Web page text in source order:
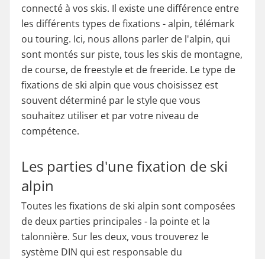
connecté à vos skis. Il existe une différence entre
les différents types de fixations - alpin, télémark
ou touring. Ici, nous allons parler de l'alpin, qui
sont montés sur piste, tous les skis de montagne,
de course, de freestyle et de freeride. Le type de
fixations de ski alpin que vous choisissez est
souvent déterminé par le style que vous
souhaitez utiliser et par votre niveau de
compétence.
Les parties d'une fixation de ski
alpin
Toutes les fixations de ski alpin sont composées
de deux parties principales - la pointe et la
talonnière. Sur les deux, vous trouverez le
système DIN qui est responsable du